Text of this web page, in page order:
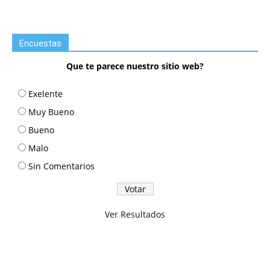
Encuestas
Que te parece nuestro sitio web?
Exelente
Muy Bueno
Bueno
Malo
Sin Comentarios
Ver Resultados